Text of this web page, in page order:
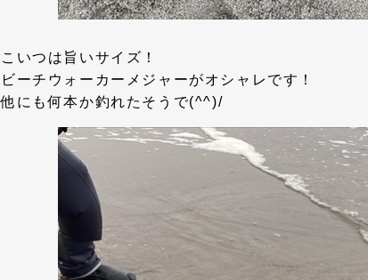
こいつは旨いサイズ！
ビーチウォーカーメジャーがオシャレです！
他にも何本か釣れたそうで(^^)/